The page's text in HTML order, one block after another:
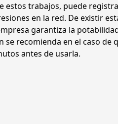
estos trabajos, puede
en la red. De existir
garantiza la
recomienda en el caso de
antes de usarla.